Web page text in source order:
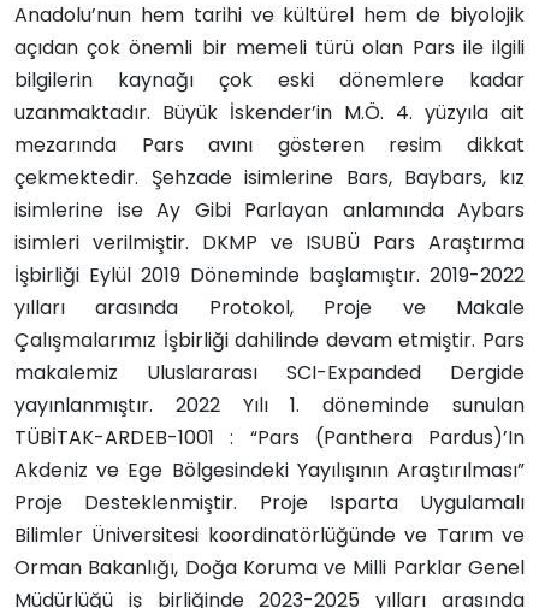
Anadolu’nun hem tarihi ve kültürel hem de biyolojik
açıdan çok önemli bir memeli türü olan Pars ile ilgili
bilgilerin kaynağı çok eski dönemlere kadar
uzanmaktadır. Büyük İskender’in M.Ö. 4. yüzyıla ait
mezarında Pars avını gösteren resim dikkat
çekmektedir. Şehzade isimlerine Bars, Baybars, kız
isimlerine ise Ay Gibi Parlayan anlamında Aybars
isimleri verilmiştir. DKMP ve ISUBÜ Pars Araştırma
İşbirliği Eylül 2019 Döneminde başlamıştır. 2019-2022
yılları arasında Protokol, Proje ve Makale
Çalışmalarımız İşbirliği dahilinde devam etmiştir. Pars
makalemiz Uluslararası SCI-Expanded Dergide
yayınlanmıştır. 2022 Yılı 1. döneminde sunulan
TÜBİTAK-ARDEB-1001 : “Pars (Panthera Pardus)’In
Akdeniz ve Ege Bölgesindeki Yayılışının Araştırılması”
Proje Desteklenmiştir. Proje Isparta Uygulamalı
Bilimler Üniversitesi koordinatörlüğünde ve Tarım ve
Orman Bakanlığı, Doğa Koruma ve Milli Parklar Genel
Müdürlüğü iş birliğinde 2023-2025 yılları arasında